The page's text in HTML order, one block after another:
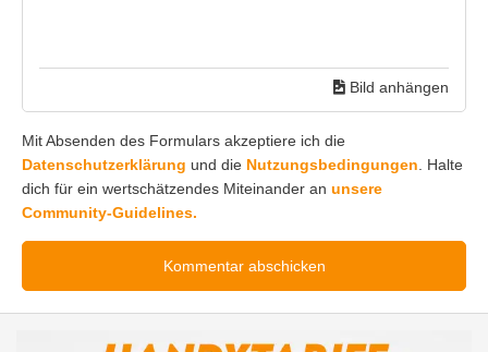
Bild anhängen
Mit Absenden des Formulars akzeptiere ich die
Datenschutzerklärung und die Nutzungsbedingungen . Halte
dich für ein wertschätzendes Miteinander an unsere
Community-Guidelines.